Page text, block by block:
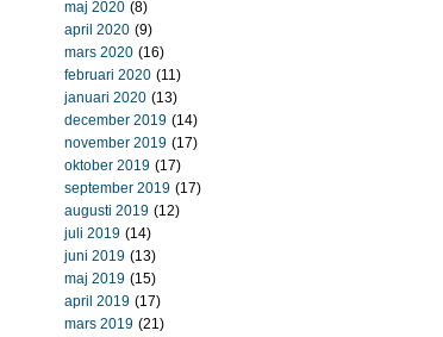
maj 2020 (8)
april 2020 (9)
mars 2020 (16)
februari 2020 (11)
januari 2020 (13)
december 2019 (14)
november 2019 (17)
oktober 2019 (17)
september 2019 (17)
augusti 2019 (12)
juli 2019 (14)
juni 2019 (13)
maj 2019 (15)
april 2019 (17)
mars 2019 (21)